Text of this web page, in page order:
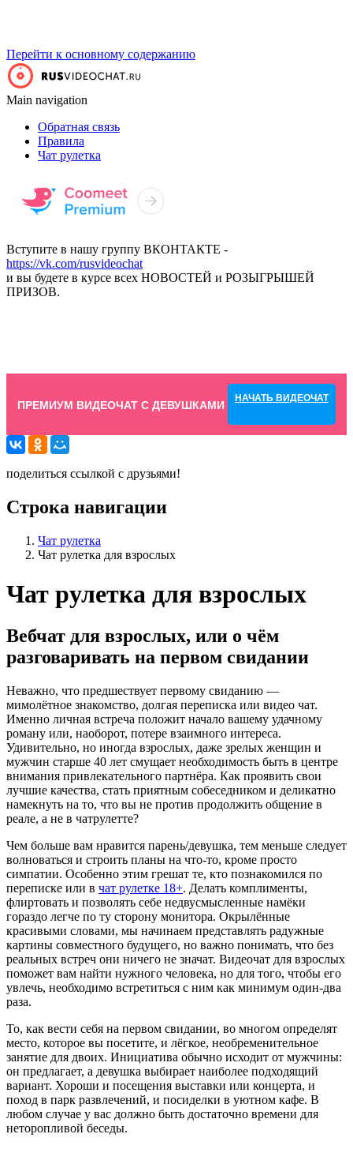
Перейти к основному содержанию
Main navigation
Обратная связь
Правила
Чат рулетка
Вступите в нашу группу ВКОНТАКТЕ -
https://vk.com/rusvideochat
и вы будете в курсе всех НОВОСТЕЙ и РОЗЫГРЫШЕЙ
ПРИЗОВ.
ПРЕМИУМ ВИДЕОЧАТ С ДЕВУШКАМИ
НАЧАТЬ ВИДЕОЧАТ
поделиться ссылкой с друзьями!
Строка навигации
Чат рулетка
Чат рулетка для взрослых
Чат рулетка для взрослых
Вебчат для взрослых, или о чём
разговаривать на первом свидании
Неважно, что предшествует первому свиданию —
мимолётное знакомство, долгая переписка или видео чат.
Именно личная встреча положит начало вашему удачному
роману или, наоборот, потере взаимного интереса.
Удивительно, но иногда взрослых, даже зрелых женщин и
мужчин старше 40 лет смущает необходимость быть в центре
внимания привлекательного партнёра. Как проявить свои
лучшие качества, стать приятным собеседником и деликатно
намекнуть на то, что вы не против продолжить общение в
реале, а не в чатрулетте?
Чем больше вам нравится парень/девушка, тем меньше следует
волноваться и строить планы на что-то, кроме просто
симпатии. Особенно этим грешат те, кто познакомился по
переписке или в чат рулетке 18+. Делать комплименты,
флиртовать и позволять себе недвусмысленные намёки
гораздо легче по ту сторону монитора. Окрылённые
красивыми словами, мы начинаем представлять радужные
картины совместного будущего, но важно понимать, что без
реальных встреч они ничего не значат. Видеочат для взрослых
поможет вам найти нужного человека, но для того, чтобы его
увлечь, необходимо встретиться с ним как минимум один-два
раза.
То, как вести себя на первом свидании, во многом определят
место, которое вы посетите, и лёгкое, необременительное
занятие для двоих. Инициатива обычно исходит от мужчины:
он предлагает, а девушка выбирает наиболее подходящий
вариант. Хороши и посещения выставки или концерта, и
поход в парк развлечений, и посиделки в уютном кафе. В
любом случае у вас должно быть достаточно времени для
неторопливой беседы.